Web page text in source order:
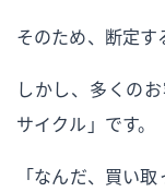
そのため、断定す
しかし、多くの
サイクル」です。
「なんだ、買い